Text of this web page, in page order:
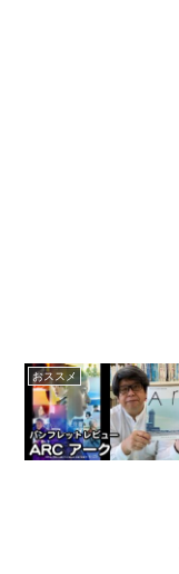
おススメ